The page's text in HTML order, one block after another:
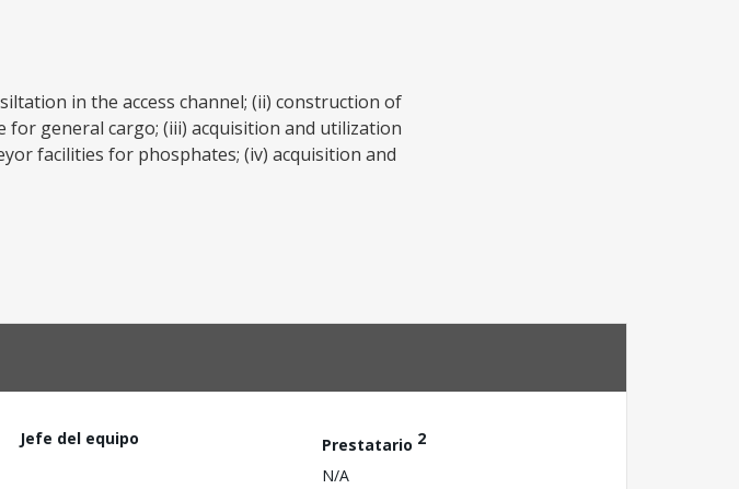
in the access channel; (ii) construction of
general cargo; (iii) acquisition and utilization
facilities for phosphates; (iv) acquisition and
Jefe del equipo Prestatario 2
N/A